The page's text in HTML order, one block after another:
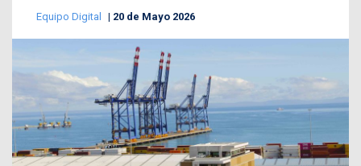
Equipo Digital 20 de Mayo 2026